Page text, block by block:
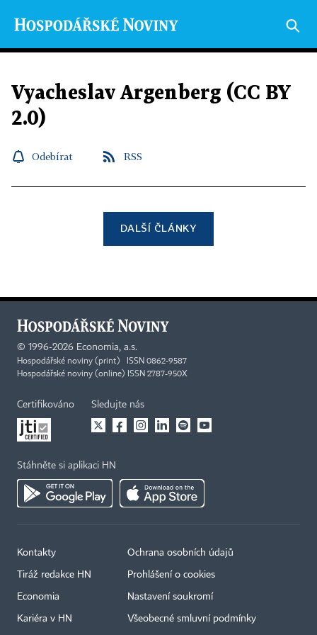
Vyacheslav Argenberg (CC BY
2.0)
Odebírat RSS
DALŠÍ ČLÁNKY
© 1996-2026 Economia, a.s.
Hospodářské noviny (print) ISSN 0862-9587
Hospodářské noviny (online) ISSN 2787-950X
Certifikováno Sledujte nás
Stáhněte si aplikaci HN
Kontakty
Tiráž redakce HN
Economia
Kariéra v HN
Ochrana osobních údajů
Prohlášení o cookies
Nastavení soukromí
Všeobecné smluvní podmínky